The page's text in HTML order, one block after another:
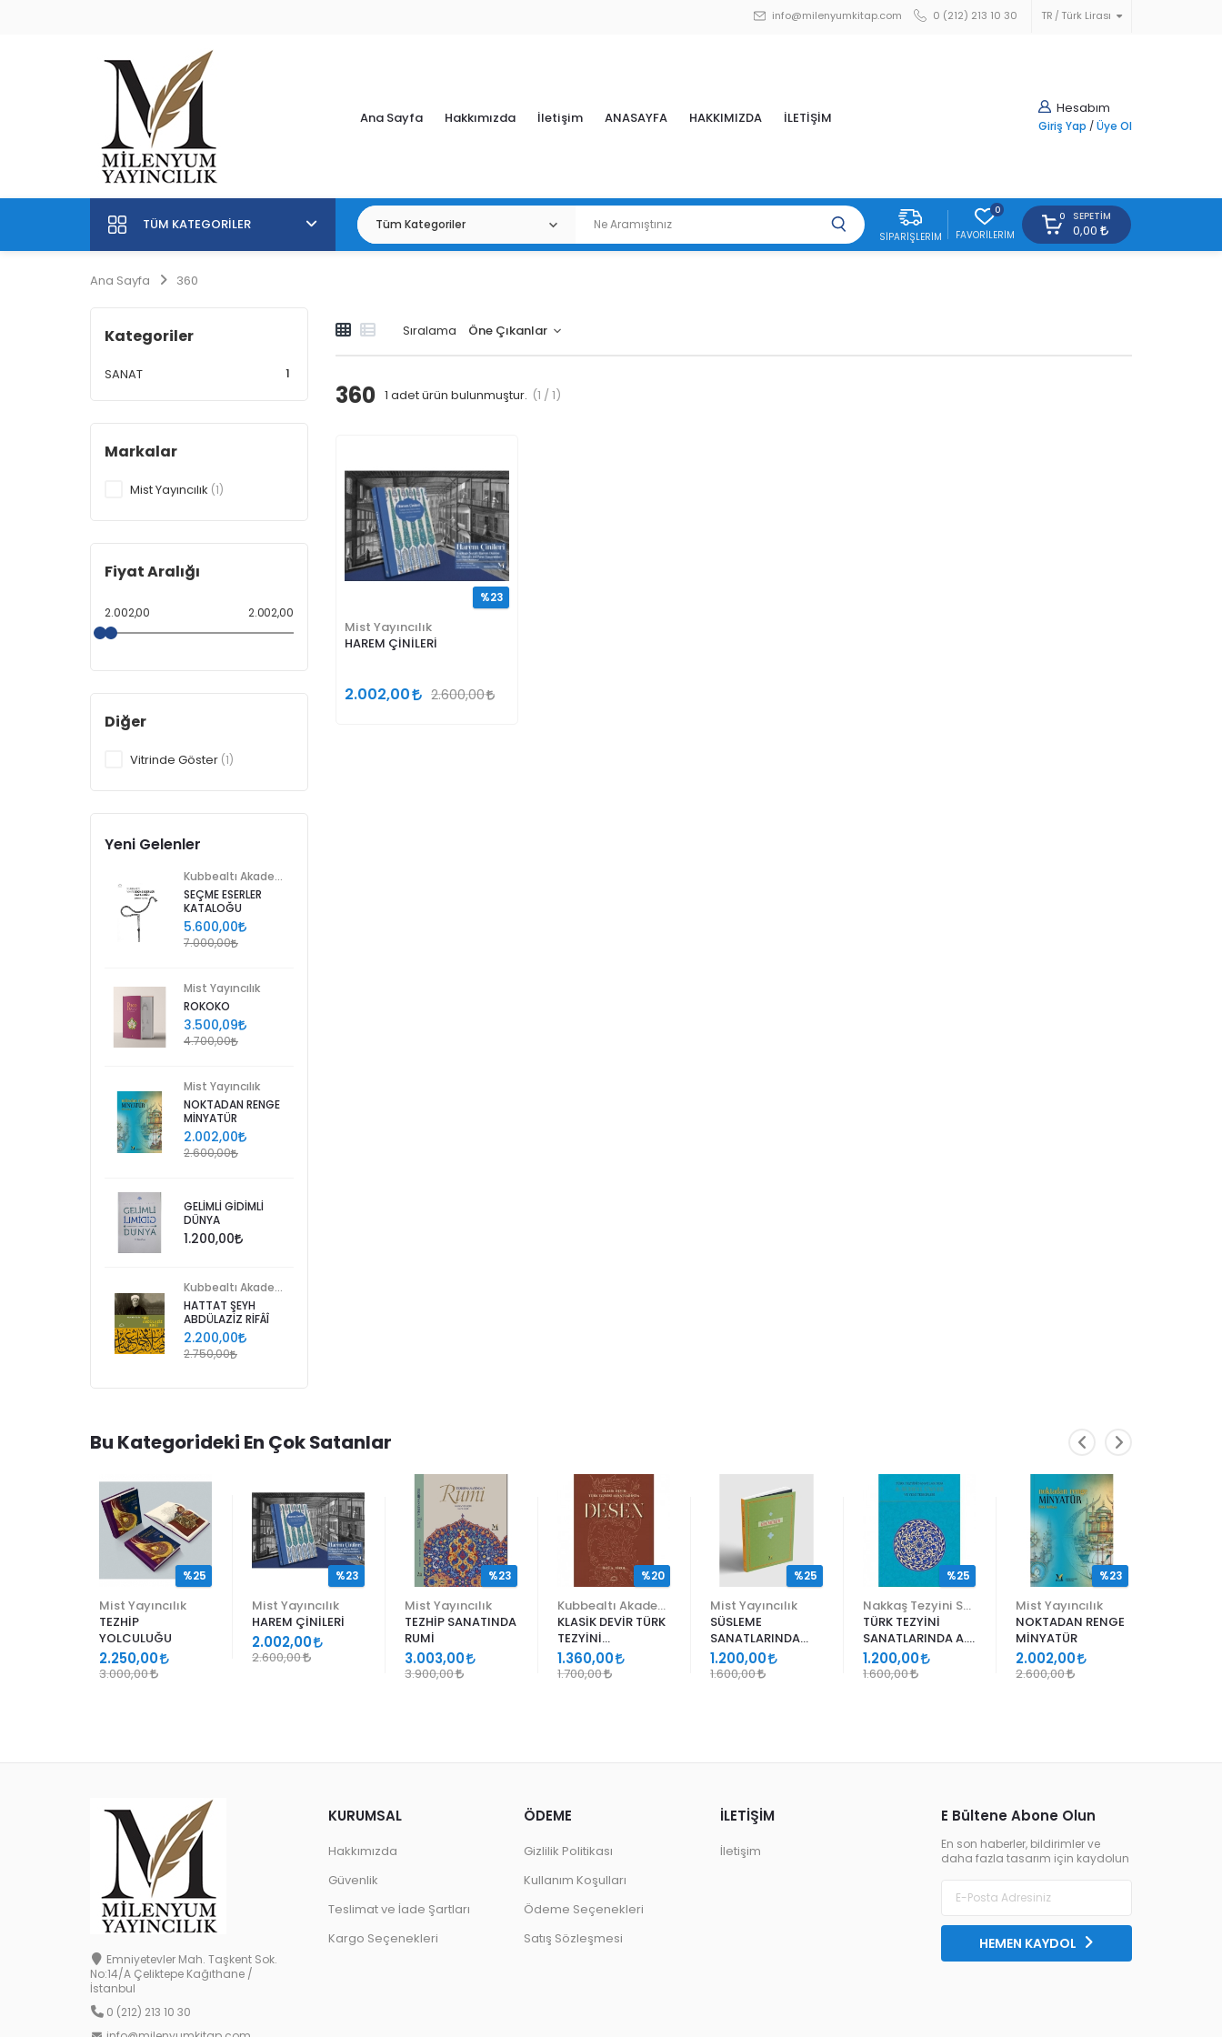
TR Türk Lirası
info@milenyumkitap.com 0 (212) 213 10 30
Hesabım
Giriş Yap / Üye Ol
Ana Sayfa Hakkımızda İletişim ANASAYFA HAKKIMIZDA İLETİŞİM
TÜM KATEGORILER
SIPARIŞLERIM
0
FAVORILERIM
0 SEPETIM
0,00
Ana Sayfa 360
Sıralama
360 1 adet ürün bulunmuştur. (1 / 1)
Mist Yayıncılık
HAREM ÇİNİLERİ
2.002,00 2.600,00
%23
Kategoriler
SANAT 1
Markalar
Mist Yayıncılık (1)
Fiyat Aralığı
2.002,00 2.002,00
Diğer
Vitrinde Göster (1)
Yeni Gelenler
SEÇME ESERLER
KATALOĞU
5.600,00
7.000,00
Mist Yayıncılık
ROKOKO
3.500,09
4.700,00
Mist Yayıncılık
NOKTADAN RENGE
MİNYATÜR
2.002,00
2.600,00
GELİMLİ GİDİMLİ
DÜNYA
1.200,00
HATTAT ŞEYH
ABDÜLAZİZ RİFÂÎ
2.200,00
2.750,00
Bu Kategorideki En Çok Satanlar
Mist Yayıncılık
TEZHİP
YOLCULUĞU
2.250,00
3.000,00
%25
Mist Yayıncılık
HAREM ÇİNİLERİ
2.002,00
2.600,00
%23
Mist Yayıncılık
TEZHİP SANATINDA
RUMİ
3.003,00
3.900,00
%23
KLASİK DEVİR TÜRK
TEZYİNİ
SANATLARINDA
DESEN
1.360,00
1.700,00
%20
Mist Yayıncılık
SÜSLEME
SANATLARINDA
GEÇMELER
1.200,00
1.600,00
%25
TÜRK TEZYİNİ
SANATLARINDA A.
SÜHEYL ÜNVER VE
YENİ TERKİPLERİ
1.200,00
1.600,00
%25
Mist Yayıncılık
NOKTADAN RENGE
MİNYATÜR
2.002,00
2.600,00
%23
Emniyetevler Mah. Taşkent Sok.
No:14/A Çeliktepe Kağıthane /
İstanbul
0 (212) 213 10 30
E Bültene Abone Olun
En son haberler, bildirimler ve
daha fazla tasarım için kaydolun
HEMEN KAYDOL
KURUMSAL
Hakkımızda
Güvenlik
Teslimat ve İade Şartları
Kargo Seçenekleri
ÖDEME
Gizlilik Politikası
Kullanım Koşulları
Ödeme Seçenekleri
Satış Sözleşmesi
İLETİŞİM
İletişim